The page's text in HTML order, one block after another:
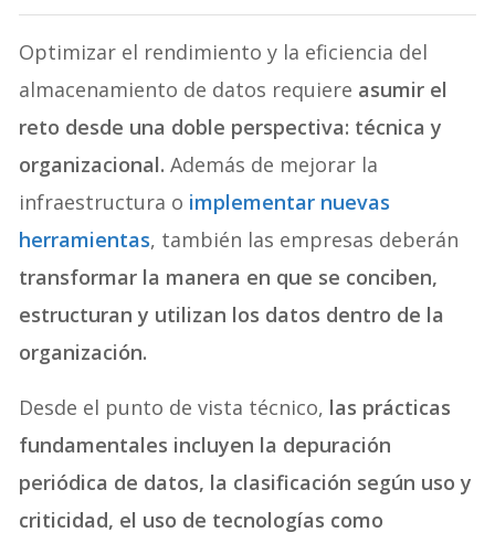
Optimizar el rendimiento y la eficiencia del
almacenamiento de datos requiere asumir el
reto desde una doble perspectiva: técnica y
organizacional. Además de mejorar la
infraestructura o implementar nuevas
herramientas, también las empresas deberán
transformar la manera en que se conciben,
estructuran y utilizan los datos dentro de la
organización.
Desde el punto de vista técnico, las prácticas
fundamentales incluyen la depuración
periódica de datos, la clasificación según uso y
criticidad, el uso de tecnologías como